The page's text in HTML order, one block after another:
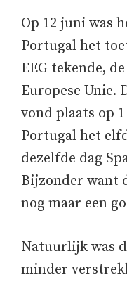
Op 12 juni was
Portugal het
EEG tekende,
Europese Unie.
vond plaats op
Portugal het
dezelfde dag
Bijzonder want
nog maar een
Natuurlijk was
minder